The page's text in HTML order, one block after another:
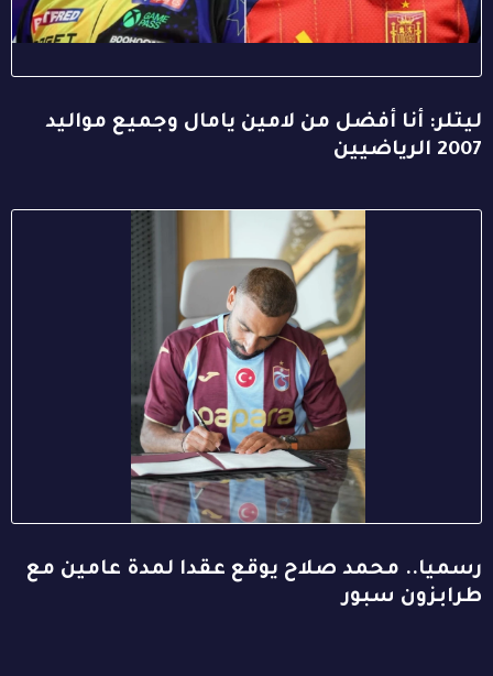
ليتلر: أنا أفضل من لامين يامال وجميع مواليد
2007 الرياضيين
رسميا.. محمد صلاح يوقع عقدا لمدة عامين مع
طرابزون سبور